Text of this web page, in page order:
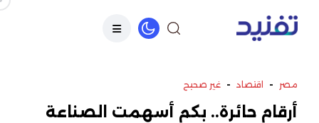
مصر - اقتصاد - غير صحيح
أرقام حائرة.. بكم أسهمت الصناعة